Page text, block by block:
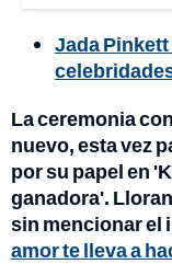
Jada
La ceremonia
nuevo, esta vez
por su papel en
ganadora'.
sin mencionar el
amor te lleva a